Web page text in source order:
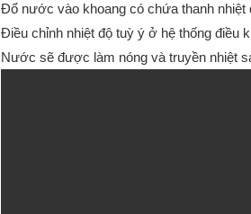
Đổ nước vào khoang có chứa thanh nhiệt
Điều chỉnh nhiệt độ tuỳ ý ở hệ thống điều
Nước sẽ được làm nóng và truyền nhiệt